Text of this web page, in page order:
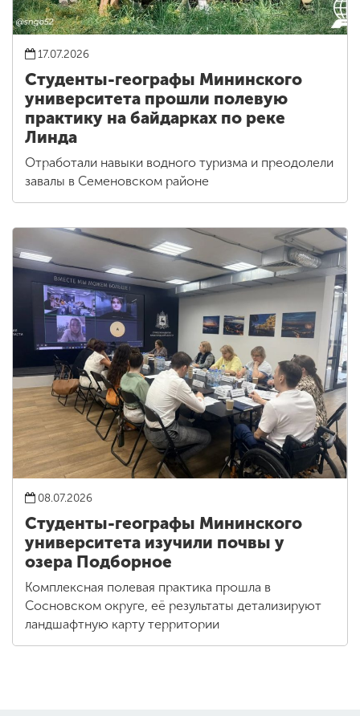
17.07.2026
Студенты-географы Мининского
университета прошли полевую
практику на байдарках по реке
Линда
Отработали навыки водного туризма и преодолели
завалы в Семеновском районе
08.07.2026
Студенты-географы Мининского
университета изучили почвы у
озера Подборное
Комплексная полевая практика прошла в
Сосновском округе, её результаты детализируют
ландшафтную карту территории